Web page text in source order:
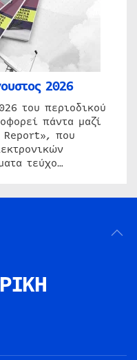
2026
του περιοδικού
πάντα μαζί
Report», που
τεύχο…